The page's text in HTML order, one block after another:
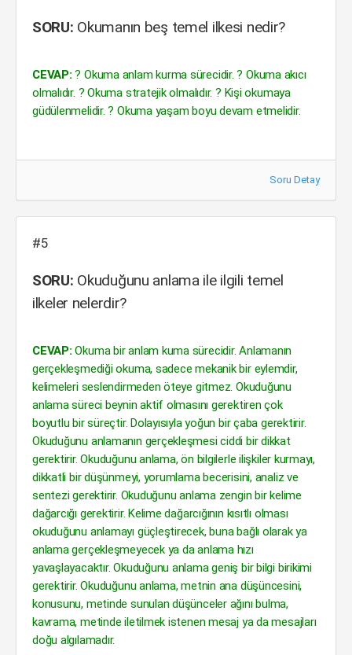
SORU: Okumanın beş temel ilkesi nedir?
CEVAP: ? Okuma anlam kurma sürecidir. ? Okuma akıcı
olmalıdır. ? Okuma stratejik olmalıdır. ? Kişi okumaya
güdülenmelidir. ? Okuma yaşam boyu devam etmelidir.
Soru Detay
#5
SORU: Okuduğunu anlama ile ilgili temel
ilkeler nelerdir?
CEVAP: Okuma bir anlam kuma sürecidir. Anlamanın
gerçekleşmediği okuma, sadece mekanik bir eylemdir,
kelimeleri seslendirmeden öteye gitmez. Okuduğunu
anlama süreci beynin aktif olmasını gerektiren çok
boyutlu bir süreçtir. Dolayısıyla yoğun bir çaba gerektirir.
Okuduğunu anlamanın gerçekleşmesi ciddi bir dikkat
gerektirir. Okuduğunu anlama, ön bilgilerle ilişkiler kurmayı,
dikkatli bir düşünmeyi, yorumlama becerisini, analiz ve
sentezi gerektirir. Okuduğunu anlama zengin bir kelime
dağarcığı gerektirir. Kelime dağarcığının kısıtlı olması
okuduğunu anlamayı güçleştirecek, buna bağlı olarak ya
anlama gerçekleşmeyecek ya da anlama hızı
yavaşlayacaktır. Okuduğunu anlama geniş bir bilgi birikimi
gerektirir. Okuduğunu anlama, metnin ana düşüncesini,
konusunu, metinde sunulan düşünceler ağını bulma,
kavrama, metinde iletilmek istenen mesaj ya da mesajları
doğu algılamadır.